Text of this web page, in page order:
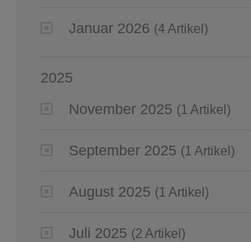
Januar 2026 (4 Artikel)
2025
November 2025 (1 Artikel)
September 2025 (1 Artikel)
August 2025 (1 Artikel)
Juli 2025 (2 Artikel)